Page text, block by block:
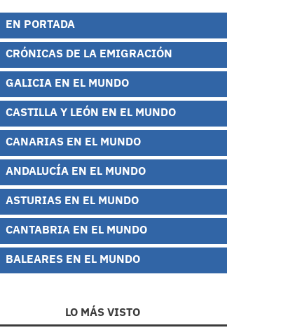
EN PORTADA
CRÓNICAS DE LA EMIGRACIÓN
GALICIA EN EL MUNDO
CASTILLA Y LEÓN EN EL MUNDO
CANARIAS EN EL MUNDO
ANDALUCÍA EN EL MUNDO
ASTURIAS EN EL MUNDO
CANTABRIA EN EL MUNDO
BALEARES EN EL MUNDO
LO MÁS VISTO